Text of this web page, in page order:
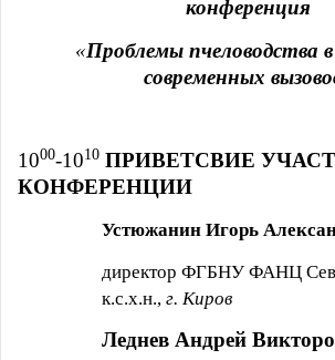
конференция
«Проблемы пчеловодства в
современных
1000-1010 ПРИВЕТСВИЕ
КОНФЕРЕНЦИИ
Устюжанин Игорь
директор ФГБНУ ФАНЦ
к.с.х.н., г. Киров
Леднев Андрей